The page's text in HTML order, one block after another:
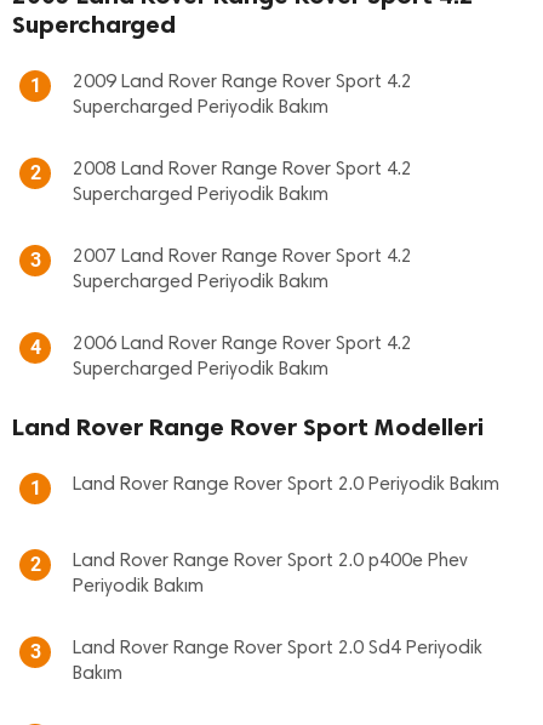
Supercharged
1
2009 Land Rover Range Rover Sport 4.2
Supercharged Periyodik Bakım
2
2008 Land Rover Range Rover Sport 4.2
Supercharged Periyodik Bakım
3
2007 Land Rover Range Rover Sport 4.2
Supercharged Periyodik Bakım
4
2006 Land Rover Range Rover Sport 4.2
Supercharged Periyodik Bakım
Land Rover Range Rover Sport Modelleri
1 Land Rover Range Rover Sport 2.0 Periyodik Bakım
2
Land Rover Range Rover Sport 2.0 p400e Phev
Periyodik Bakım
3
Land Rover Range Rover Sport 2.0 Sd4 Periyodik
Bakım